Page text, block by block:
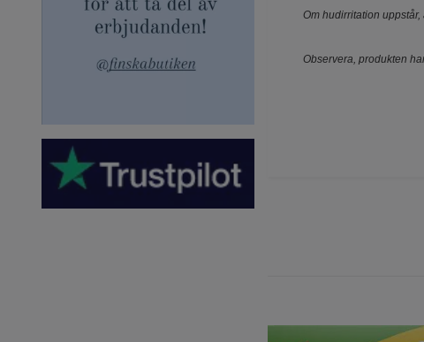
Om hudirritation
Observera, produkten